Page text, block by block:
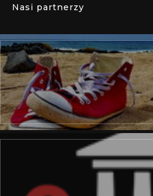
Nasi partnerzy